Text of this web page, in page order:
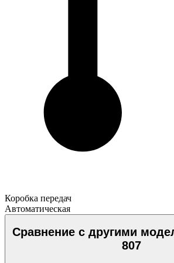
Коробка передач
Автоматическая
Сравнение с другими
807